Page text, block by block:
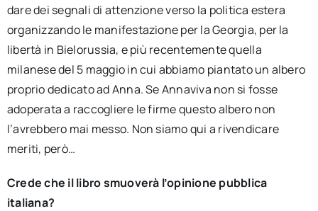
dare dei segnali di attenzione verso la politica estera
organizzando le manifestazione per la Georgia, per la
libertà in Bielorussia, e più recentemente quella
milanese del 5 maggio in cui abbiamo piantato un albero
proprio dedicato ad Anna. Se Annaviva non si fosse
adoperata a raccogliere le firme questo albero non
l’avrebbero mai messo. Non siamo qui a rivendicare
meriti, però…
Crede che il libro smuoverà l’opinione pubblica
italiana?